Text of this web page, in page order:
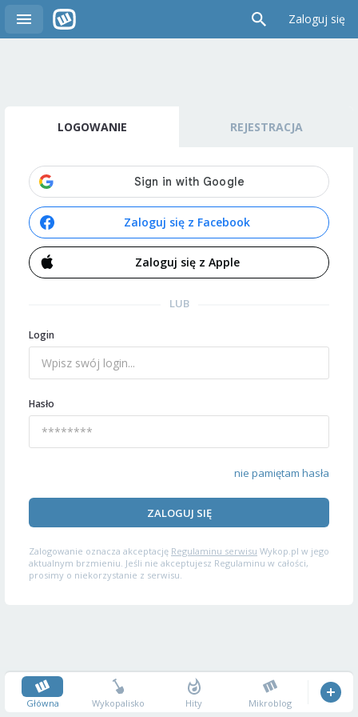
Zaloguj się
LOGOWANIE REJESTRACJA
Zaloguj się z Facebook
Zaloguj się z Apple
LUB
Login
Hasło
nie pamiętam hasła
ZALOGUJ SIĘ
Zalogowanie oznacza akceptację Regulaminu serwisu Wykop.pl w jego
aktualnym brzmieniu. Jeśli nie akceptujesz Regulaminu w całości,
prosimy o niekorzystanie z serwisu.
Główna Wykopalisko Hity Mikroblog